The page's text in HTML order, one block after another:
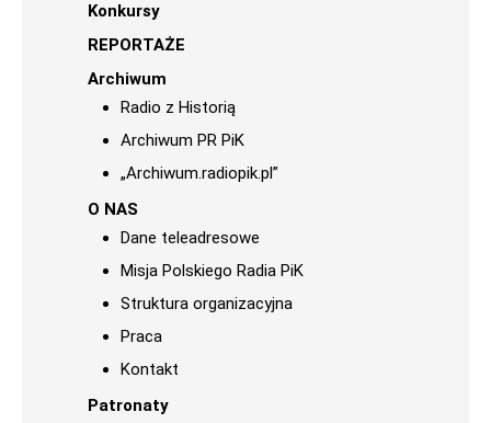
Konkursy
REPORTAŻE
Archiwum
Radio z Historią
Archiwum PR PiK
„Archiwum.radiopik.pl”
O NAS
Dane teleadresowe
Misja Polskiego Radia PiK
Struktura organizacyjna
Praca
Kontakt
Patronaty